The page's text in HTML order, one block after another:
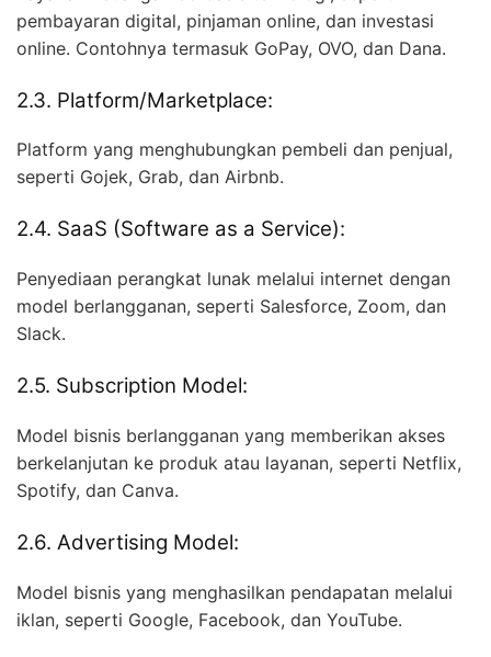
pembayaran digital, pinjaman online, dan investasi
online. Contohnya termasuk GoPay, OVO, dan Dana.
2.3. Platform/Marketplace:
Platform yang menghubungkan pembeli dan penjual,
seperti Gojek, Grab, dan Airbnb.
2.4. SaaS (Software as a Service):
Penyediaan perangkat lunak melalui internet dengan
model berlangganan, seperti Salesforce, Zoom, dan
Slack.
2.5. Subscription Model:
Model bisnis berlangganan yang memberikan akses
berkelanjutan ke produk atau layanan, seperti Netflix,
Spotify, dan Canva.
2.6. Advertising Model:
Model bisnis yang menghasilkan pendapatan melalui
iklan, seperti Google, Facebook, dan YouTube.